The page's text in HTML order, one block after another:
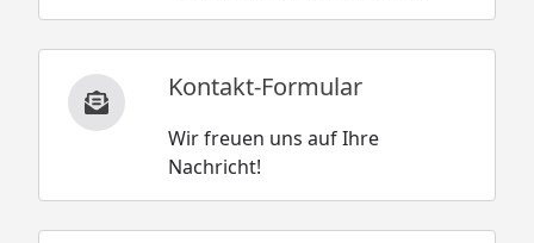
Kontakt-Formular
Wir freuen uns auf Ihre
Nachricht!